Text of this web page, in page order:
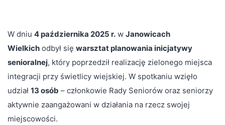
W dniu 4 października 2025 r. w Janowicach
Wielkich odbył się warsztat planowania inicjatywy
senioralnej, który poprzedził realizację zielonego miejsca
integracji przy świetlicy wiejskiej. W spotkaniu wzięło
udział 13 osób – członkowie Rady Seniorów oraz seniorzy
aktywnie zaangażowani w działania na rzecz swojej
miejscowości.